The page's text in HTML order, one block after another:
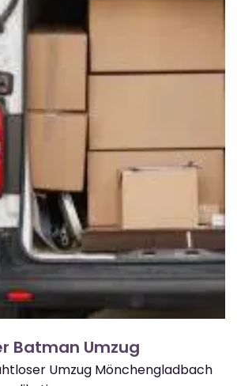
Batman Umzug
Umzug Mönchengladbach